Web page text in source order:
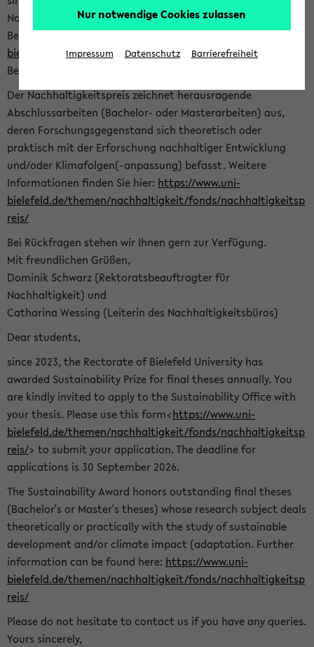
Nachhaltigkeitsbüro zu bewerben. Bitte nutzen Sie für Ihre
Bewerbung dieses Formular<https://formulare.uni-
bielefeld.de/frontend-server/form/provide/913/>. Die
Bewerbungsfrist endet am 30.09.2026.
Der Nachhaltigkeitspreis zeichnet herausragende
Abschlussarbeiten (Bachelor- oder Masterarbeiten) aus,
deren Forschungsgegenstand sich theoretisch oder
praktisch mit der Erforschung nachhaltiger Entwicklung
und/oder Klimafolgen(-anpassung) befasst. Weitere
Informationen finden Sie hier: https://www.uni-
bielefeld.de/themen/nachhaltigkeit/fonds/nachhaltigkeitsp
reis/
Bei Rückfragen stehen wir Ihnen gern zur Verfügung.
Mit freundlichen Grüßen,
Dominik Schwarz (Rektoratsbeauftragter für
Nachhaltigkeit) und
Catharina Wessing (Leiterin des Nachhaltigkeitsbüros)
Dear students,
since 2023, the Rectorate of Bielefeld University has
awarded Sustainability Prize for final theses annually. You
are kindly invited to apply to the Sustainability Office with
your thesis. Please use this form<https://www.uni-
bielefeld.de/themen/nachhaltigkeit/fonds/nachhaltigkeitsp
reis/> to submit your application. The deadline for
applications is 30 September 2026.
The Sustainability Award honors outstanding final theses
(Bachelor's or Master's theses) whose research subject deals
theoretically or practically with the study of sustainable
development and/or climate impact (adaptation. Further
information can be found here: https://www.uni-
bielefeld.de/themen/nachhaltigkeit/fonds/nachhaltigkeitsp
reis/
Please do not hesitate to contact us if you have any queries.
Yours sincerely,
Nur notwendige Cookies zulassen
Impressum Datenschutz Barrierefreiheit